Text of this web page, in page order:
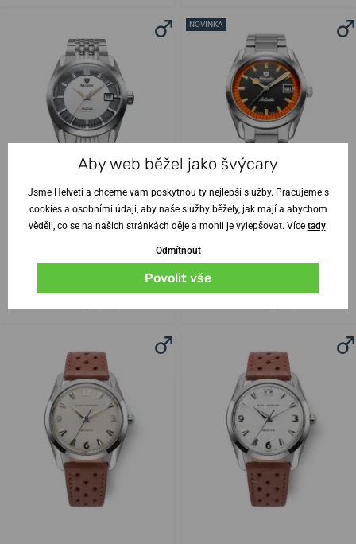
Nivada Grenchen Antarctic
NOVINKA
Nivada Grenchen Super
Antarctic Black & Orange - 38
Aby web běžel jako švýcary
Jsme Helveti a chceme vám poskytnou ty nejlepší služby. Pracujeme s
cookies a osobními údaji, aby naše služby běžely, jak mají a abychom
věděli, co se na našich stránkách děje a mohli je vylepšovat. Více tady.
Odmítnout
Povolit vše